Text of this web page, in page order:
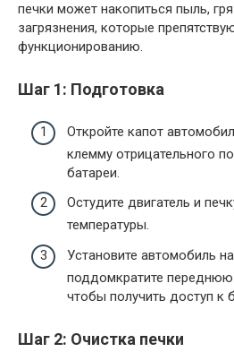
печки может накопиться пыль,
загрязнения, которые
функционированию.
Шаг 1: Подготовка
Откройте капот
клемму отрицательного
батареи.
Остудите двигатель и
температуры.
Установите автомобиль
поддомкратите переднюю
чтобы получить доступ к
Шаг 2: Очистка печки